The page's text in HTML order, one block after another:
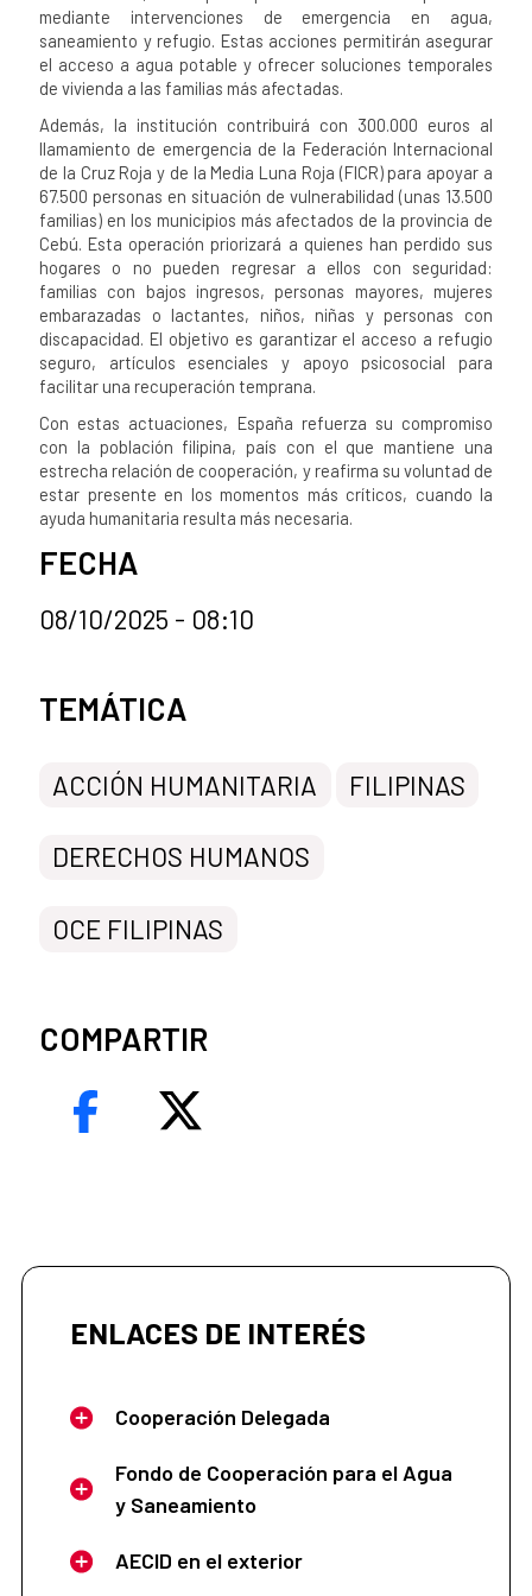
mediante intervenciones de emergencia en agua,
saneamiento y refugio. Estas acciones permitirán asegurar
el acceso a agua potable y ofrecer soluciones temporales
de vivienda a las familias más afectadas.
Además, la institución contribuirá con 300.000 euros al
llamamiento de emergencia de la Federación Internacional
de la Cruz Roja y de la Media Luna Roja (FICR) para apoyar a
67.500 personas en situación de vulnerabilidad (unas 13.500
familias) en los municipios más afectados de la provincia de
Cebú. Esta operación priorizará a quienes han perdido sus
hogares o no pueden regresar a ellos con seguridad:
familias con bajos ingresos, personas mayores, mujeres
embarazadas o lactantes, niños, niñas y personas con
discapacidad. El objetivo es garantizar el acceso a refugio
seguro, artículos esenciales y apoyo psicosocial para
facilitar una recuperación temprana.
Con estas actuaciones, España refuerza su compromiso
con la población filipina, país con el que mantiene una
estrecha relación de cooperación, y reafirma su voluntad de
estar presente en los momentos más críticos, cuando la
ayuda humanitaria resulta más necesaria.
FECHA
08/10/2025 - 08:10
Categorías de la noticia
TEMÁTICA
ACCIÓN HUMANITARIA FILIPINAS
DERECHOS HUMANOS
OCE FILIPINAS
COMPARTIR
ENLACES DE INTERÉS
Cooperación Delegada
Fondo de Cooperación para el Agua
y Saneamiento
AECID en el exterior